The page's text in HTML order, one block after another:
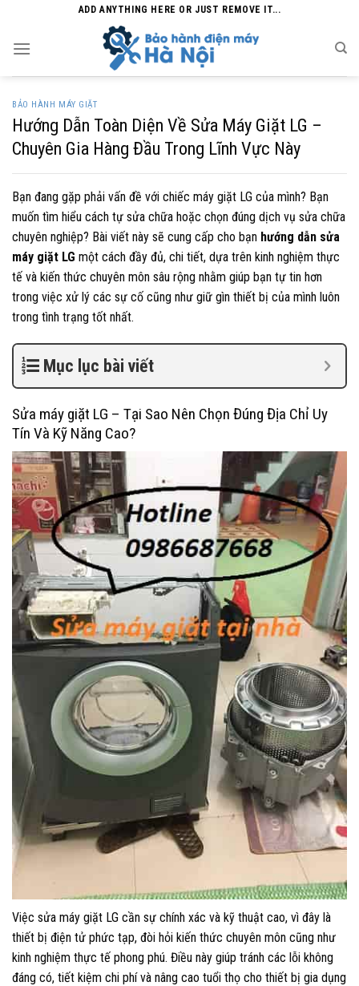
content
ADD ANYTHING HERE OR JUST REMOVE IT...
BẢO HÀNH MÁY GIẶT
Hướng Dẫn Toàn Diện Về Sửa Máy Giặt LG –
Chuyên Gia Hàng Đầu Trong Lĩnh Vực Này
Bạn đang gặp phải vấn đề với chiếc máy giặt LG của mình? Bạn
muốn tìm hiểu cách tự sửa chữa hoặc chọn đúng dịch vụ sửa chữa
chuyên nghiệp? Bài viết này sẽ cung cấp cho bạn hướng dẫn sửa
máy giặt LG một cách đầy đủ, chi tiết, dựa trên kinh nghiệm thực
tế và kiến thức chuyên môn sâu rộng nhằm giúp bạn tự tin hơn
trong việc xử lý các sự cố cũng như giữ gìn thiết bị của mình luôn
trong tình trạng tốt nhất.
Mục lục bài viết
Sửa máy giặt LG – Tại Sao Nên Chọn Đúng Địa Chỉ Uy
Tín Và Kỹ Năng Cao?
Việc sửa máy giặt LG cần sự chính xác và kỹ thuật cao, vì đây là
thiết bị điện tử phức tạp, đòi hỏi kiến thức chuyên môn cũng như
kinh nghiệm thực tế phong phú. Điều này giúp tránh các lỗi không
đáng có, tiết kiệm chi phí và nâng cao tuổi thọ cho thiết bị gia dụng